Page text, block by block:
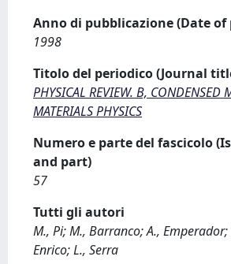
Anno di pubblicazione (Date
1998
Titolo del periodico (Journal
PHYSICAL REVIEW. B, CONDENSED
MATERIALS PHYSICS
Numero e parte del fascicolo
and part)
57
Tutti gli autori
M., Pi; M., Barranco; A.,
Enrico; L., Serra